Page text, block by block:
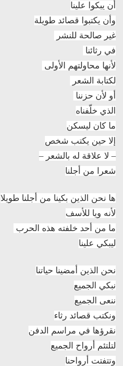
أن يبكوا علينا
وأن يكتبوا قصائد طويلة
غير صالحة للنشر
في رثائنا
لأنها محاولتهم الأولى
لكتابة الشعر
أو لأن حزننا
الذي خلّفناه
ما كان ليسكن
إلا حين يكتب شخص
– لا علاقة له بالشعر –
شعرا من أجلنا
ها نحن الذين بكينا من أجلنا طويلا
لأنه ويا للأسف
ما من أحد خلفته هذه الحرب
ليبكي علينا
نحن الذين أمضينا حياتنا
نبكي الجميع
ننعى الجميع
ونكتب قصائد رثاء
نقرؤها في مراسم الدفن
لتلتئم أرواح الجميع
وتتفتت أرواحنا